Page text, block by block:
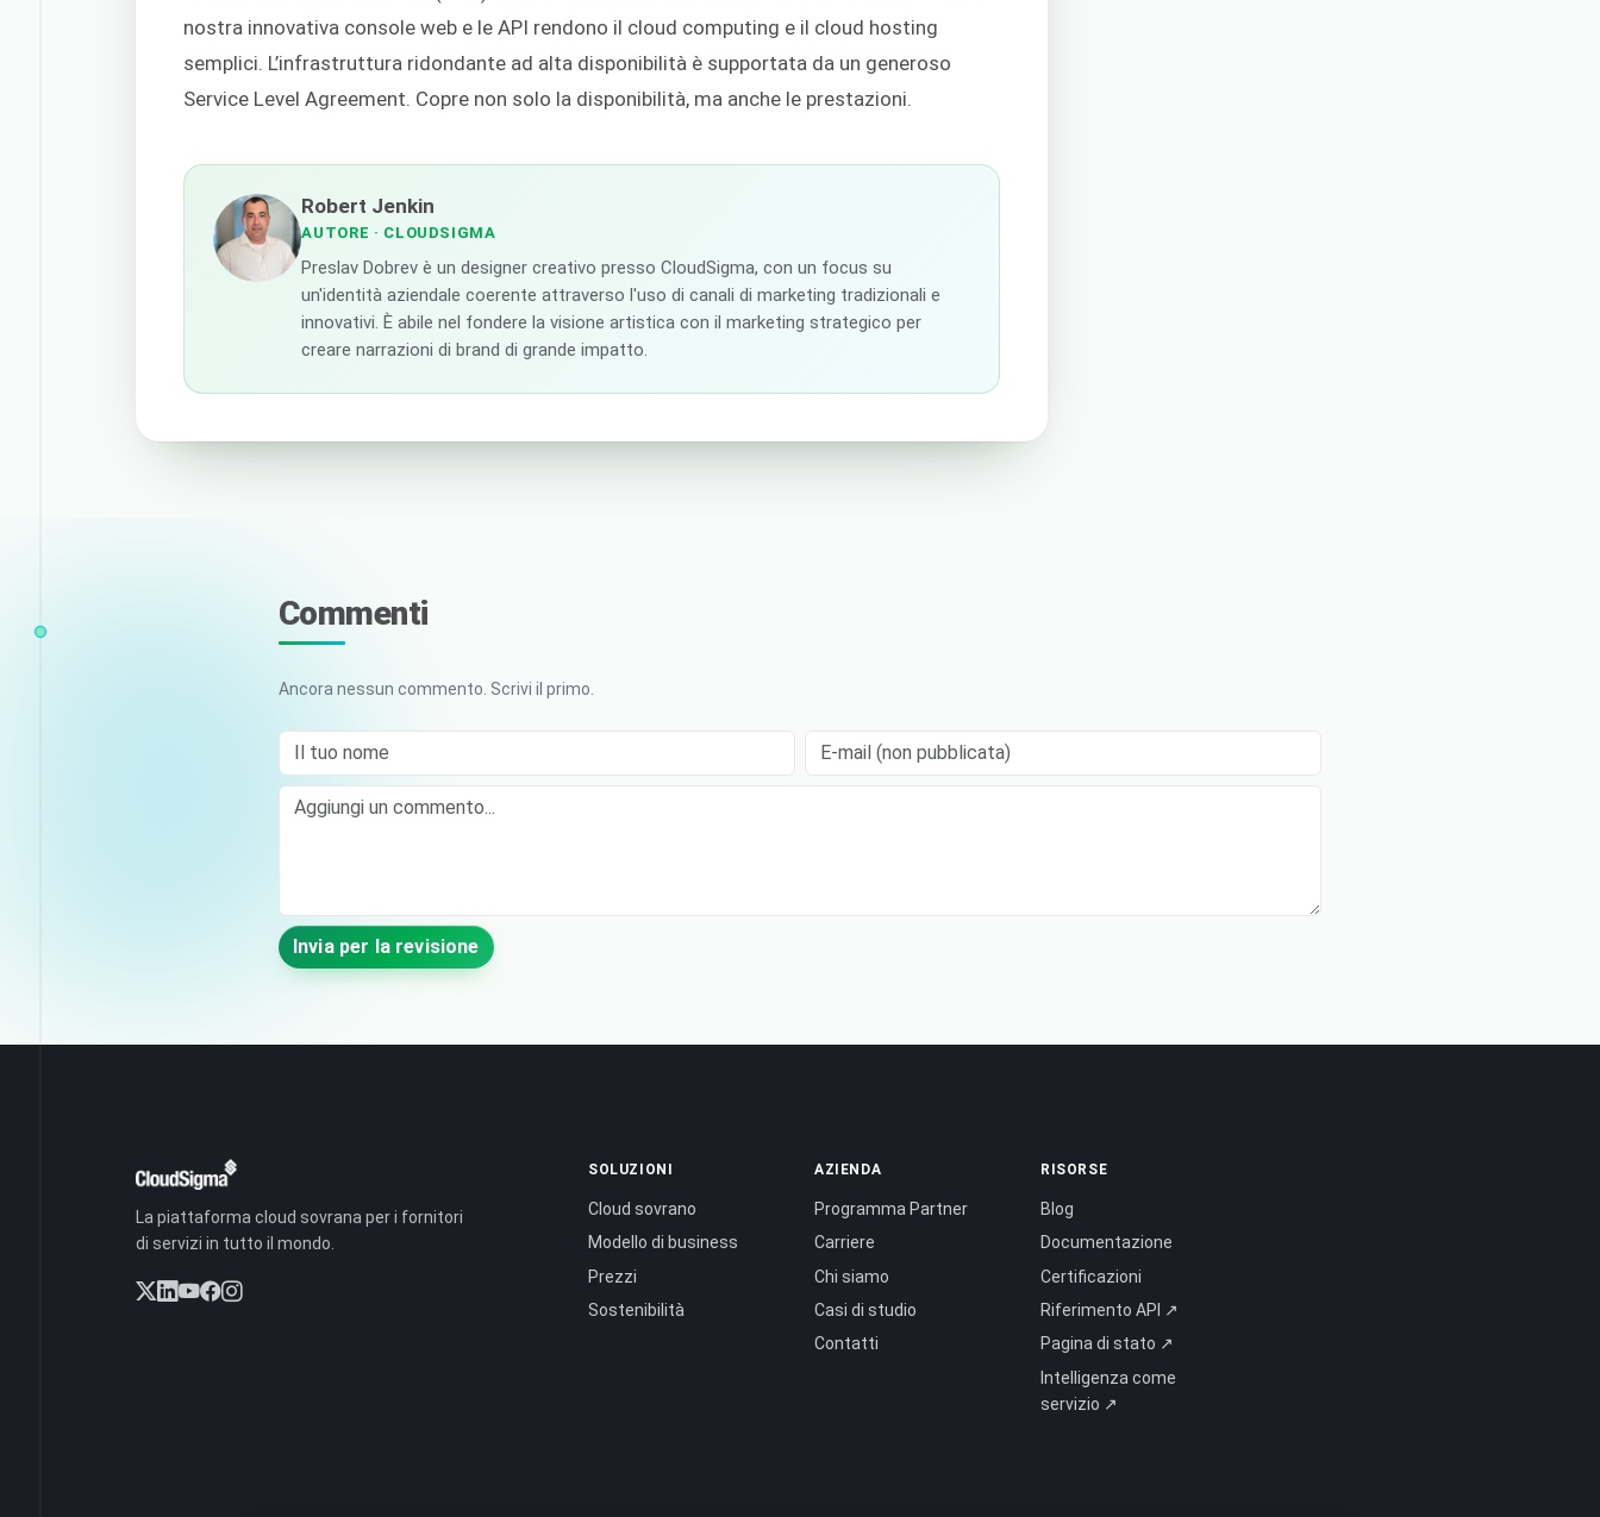
nostra innovativa console web e le API rendono il cloud computing e il cloud hosting
semplici. L’infrastruttura ridondante ad alta disponibilità è supportata da un generoso
Service Level Agreement. Copre non solo la disponibilità, ma anche le prestazioni.
Robert Jenkin
AUTORE · CLOUDSIGMA
Preslav Dobrev è un designer creativo presso CloudSigma, con un focus su
un'identità aziendale coerente attraverso l'uso di canali di marketing tradizionali e
innovativi. È abile nel fondere la visione artistica con il marketing strategico per
creare narrazioni di brand di grande impatto.
Commenti
Ancora nessun commento. Scrivi il primo.
Il tuo nome E-mail (non pubblicata)
Comment
Invia per la revisione
La piattaforma cloud sovrana per i fornitori
di servizi in tutto il mondo.
SOLUZIONI
Cloud sovrano
Modello di business
Prezzi
Sostenibilità
AZIENDA
Programma Partner
Carriere
Chi siamo
Casi di studio
Contatti
RISORSE
Blog
Documentazione
Certificazioni
Riferimento API ↗
Pagina di stato ↗
Intelligenza come
servizio ↗